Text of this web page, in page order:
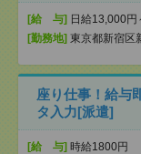
[給 与] 日給13,000円
[勤務地] 東京都新宿区
座り仕事！給与
タ入力[派遣]
[給 与] 時給1800円